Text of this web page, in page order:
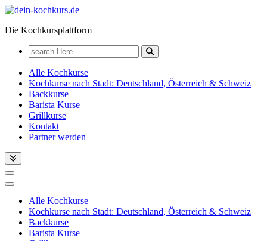
Zum
springen
Die Kochkursplattform
Search
for:
Alle Kochkurse
Kochkurse nach Stadt: Deutschland, Österreich & Schweiz
Backkurse
Barista Kurse
Grillkurse
Kontakt
Partner werden
Alle Kochkurse
Kochkurse nach Stadt: Deutschland, Österreich & Schweiz
Backkurse
Barista Kurse